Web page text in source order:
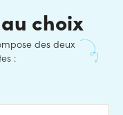
choix
des deux
: